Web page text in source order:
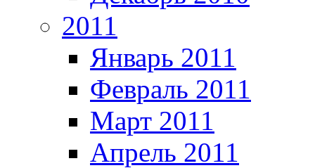
2011
Январь 2011
Февраль 2011
Март 2011
Апрель 2011